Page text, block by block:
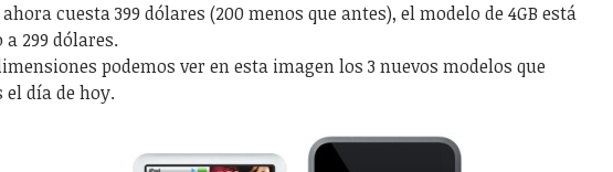
ahora cuesta 399 dólares (200 menos que antes), el modelo de 4GB está
299 dólares.
podemos ver en esta imagen los 3 nuevos modelos que
día de hoy.